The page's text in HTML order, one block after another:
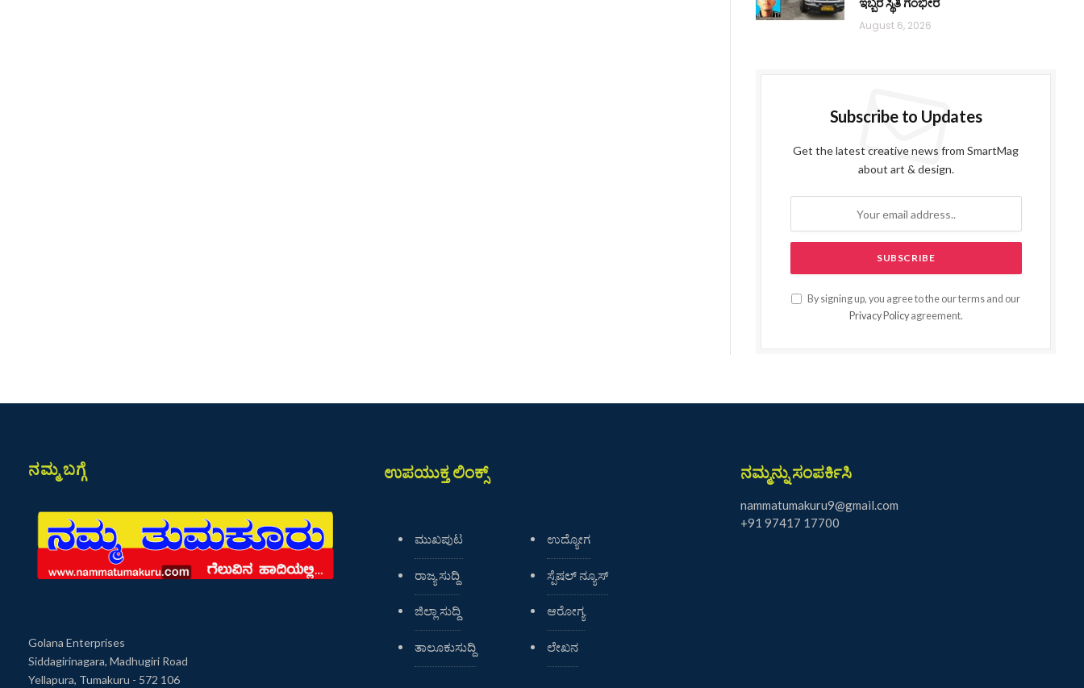
August 6, 2026
Subscribe to Updates
Get the latest creative news from SmartMag
about art & design.
By signing up, you agree to the our terms and our
Privacy Policyagreement.
ನಮ್ಮ ಬಗ್ಗೆ
Golana Enterprises
Siddagirinagara, Madhugiri Road
Yellapura, Tumakuru - 572 106
ಉಪಯುಕ್ತ ಲಿಂಕ್ಸ್
ಮುಖಪುಟ
ರಾಜ್ಯ ಸುದ್ದಿ
ಜಿಲ್ಲಾ ಸುದ್ದಿ
ತಾಲೂಕುಸುದ್ದಿ
ಉದ್ಯೋಗ
ಸ್ಪೆಷಲ್ ನ್ಯೂಸ್
ಆರೋಗ್ಯ
ಲೇಖನ
ನಮ್ಮನ್ನು ಸಂಪರ್ಕಿಸಿ
nammatumakuru9@gmail.com
+91 97417 17700